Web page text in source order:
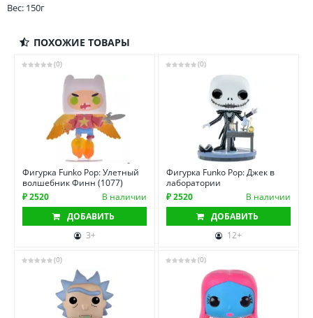
Вес: 150г
ПОХОЖИЕ ТОВАРЫ
(0)
Фигурка Funko Pop: Улетный
волшебник Финн (1077)
₽ 2520
В наличии
ДОБАВИТЬ
3+
(0)
Фигурка Funko Pop: Джек в
лаборатории
₽ 2520
В наличии
ДОБАВИТЬ
12+
(0) (0)